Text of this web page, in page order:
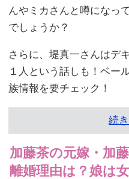
んやミカさんと噂になっ
でしょうか？
さらに、堤真一さんはデ
１人という話しも！ベー
族情報を要チェック！
続
加藤茶の元嫁・加
離婚理由は？娘は